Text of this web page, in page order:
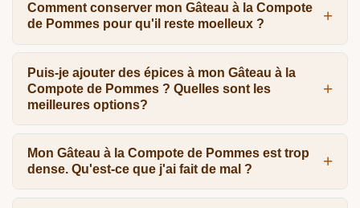
Comment conserver mon Gâteau à la Compote
de Pommes pour qu'il reste moelleux ?
Puis-je ajouter des épices à mon Gâteau à la
Compote de Pommes ? Quelles sont les
meilleures options?
Mon Gâteau à la Compote de Pommes est trop
dense. Qu'est-ce que j'ai fait de mal ?